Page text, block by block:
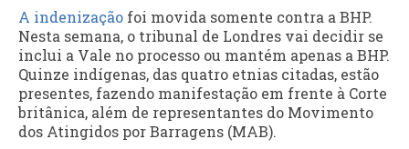
A indenização foi movida somente contra a BHP.
Nesta semana, o tribunal de Londres vai decidir se
inclui a Vale no processo ou mantém apenas a BHP.
Quinze indígenas, das quatro etnias citadas, estão
presentes, fazendo manifestação em frente à Corte
britânica, além de representantes do Movimento
dos Atingidos por Barragens (MAB).